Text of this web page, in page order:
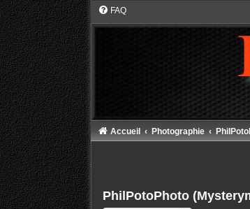
FAQ
Accueil Photographie
PhilPotoPhoto